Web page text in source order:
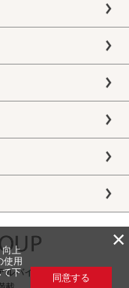
ルバイト求人
×
向上
使用
て下
同意する